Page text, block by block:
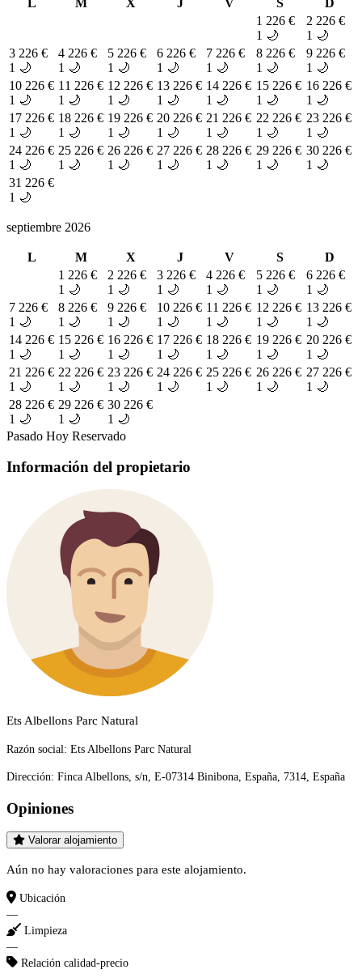
L M X J V S
D
1 226 €
1 🌙
2 226 €
1 🌙
3 226 €
1 🌙
4 226 €
1 🌙
5 226 €
1 🌙
6 226 €
1 🌙
7 226 €
1 🌙
8 226 €
1 🌙
9 226 €
1 🌙
10 226 €
1 🌙
11 226 €
1 🌙
12 226 €
1 🌙
13 226 €
1 🌙
14 226 €
1 🌙
15 226 €
1 🌙
16 226 €
1 🌙
17 226 €
1 🌙
18 226 €
1 🌙
19 226 €
1 🌙
20 226 €
1 🌙
21 226 €
1 🌙
22 226 €
1 🌙
23 226 €
1 🌙
24 226 €
1 🌙
25 226 €
1 🌙
26 226 €
1 🌙
27 226 €
1 🌙
28 226 €
1 🌙
29 226 €
1 🌙
30 226 €
1 🌙
31 226 €
1 🌙
septiembre 2026
L M X J V S
D
1 226 €
1 🌙
2 226 €
1 🌙
3 226 €
1 🌙
4 226 €
1 🌙
5 226 €
1 🌙
6 226 €
1 🌙
7 226 €
1 🌙
8 226 €
1 🌙
9 226 €
1 🌙
10 226 €
1 🌙
11 226 €
1 🌙
12 226 €
1 🌙
13 226 €
1 🌙
14 226 €
1 🌙
15 226 €
1 🌙
16 226 €
1 🌙
17 226 €
1 🌙
18 226 €
1 🌙
19 226 €
1 🌙
20 226 €
1 🌙
21 226 €
1 🌙
22 226 €
1 🌙
23 226 €
1 🌙
24 226 €
1 🌙
25 226 €
1 🌙
26 226 €
1 🌙
27 226 €
1 🌙
28 226 €
1 🌙
29 226 €
1 🌙
30 226 €
1 🌙
Pasado Hoy Reservado
Información del propietario
Ets Albellons Parc Natural
Razón social: Ets Albellons Parc Natural
Dirección: Finca Albellons, s/n, E-07314 Binibona, España, 7314, España
Opiniones
Valorar alojamiento
Aún no hay valoraciones para este alojamiento.
Ubicación
—
Limpieza
—
Relación calidad-precio